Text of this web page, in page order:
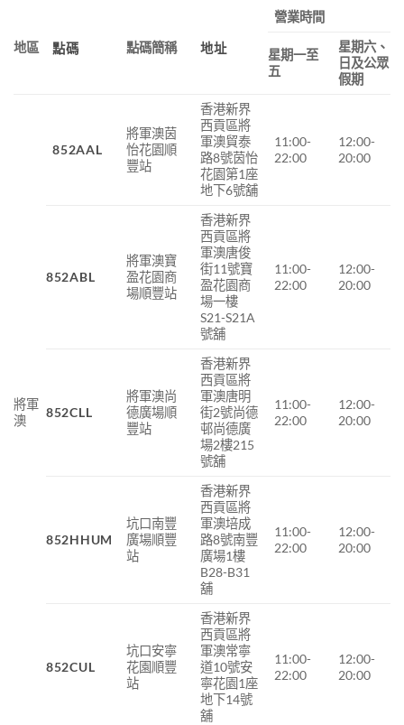
地區 點碼 點碼簡稱 地址
營業時間
星期一至
五
星期六、
日及公眾
假期
將軍
澳
852AAL
將軍澳茵
怡花園順
豐站
香港新界
西貢區將
軍澳貿泰
路8號茵怡
花園第1座
地下6號舖
11:00-
22:00
12:00-
20:00
852ABL
將軍澳寶
盈花園商
場順豐站
香港新界
西貢區將
軍澳唐俊
街11號寶
盈花園商
場一樓
S21-S21A
號舖
11:00-
22:00
12:00-
20:00
852CLL
將軍澳尚
德廣場順
豐站
香港新界
西貢區將
軍澳唐明
街2號尚德
邨尚德廣
場2樓215
號舖
11:00-
22:00
12:00-
20:00
852HHUM
坑口南豐
廣場順豐
站
香港新界
西貢區將
軍澳培成
路8號南豐
廣場1樓
B28-B31
舖
11:00-
22:00
12:00-
20:00
852CUL
坑口安寧
花園順豐
站
香港新界
西貢區將
軍澳常寧
道10號安
寧花園1座
地下14號
舖
11:00-
22:00
12:00-
20:00